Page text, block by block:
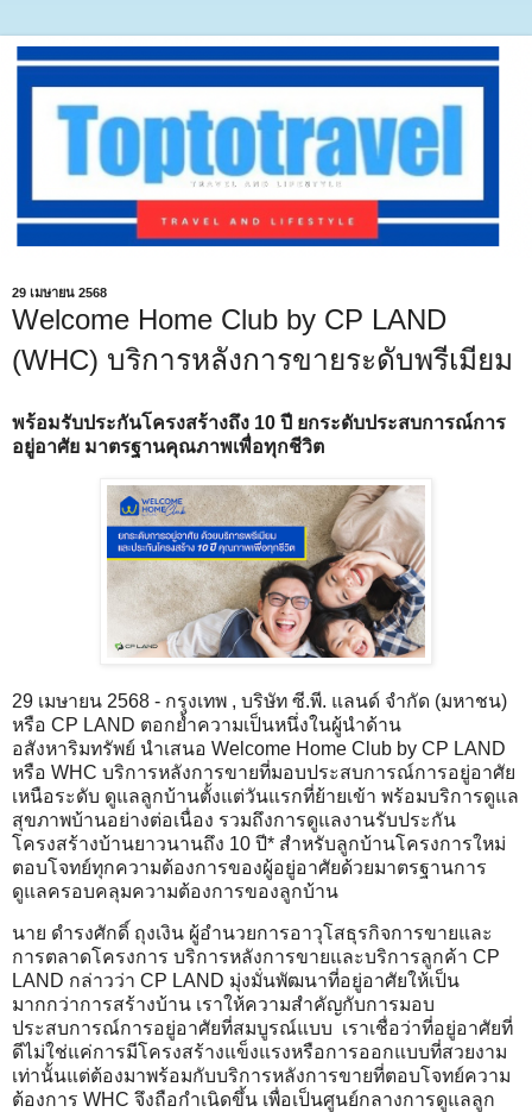
29 เมษายน 2568
Welcome Home Club by CP LAND
(WHC) บริการหลังการขายระดับพรีเมียม
พร้อมรับประกันโครงสร้างถึง 10 ปี ยกระดับประสบการณ์การ
อยู่อาศัย มาตรฐานคุณภาพเพื่อทุกชีวิต
29 เมษายน 2568 - กรุงเทพ , บริษัท ซี.พี. แลนด์ จำกัด (มหาชน)
หรือ CP LAND ตอกย้ำความเป็นหนึ่งในผู้นำด้าน
อสังหาริมทรัพย์ นำเสนอ Welcome Home Club by CP LAND
หรือ WHC บริการหลังการขายที่มอบประสบการณ์การอยู่อาศัย
เหนือระดับ ดูแลลูกบ้านตั้งแต่วันแรกที่ย้ายเข้า พร้อมบริการดูแล
สุขภาพบ้านอย่างต่อเนื่อง รวมถึงการดูแลงานรับประกัน
โครงสร้างบ้านยาวนานถึง 10 ปี* สำหรับลูกบ้านโครงการใหม่
ตอบโจทย์ทุกความต้องการของผู้อยู่อาศัยด้วยมาตรฐานการ
ดูแลครอบคลุมความต้องการของลูกบ้าน
นาย ดำรงศักดิ์ ถุงเงิน ผู้อำนวยการอาวุโสธุรกิจการขายและ
การตลาดโครงการ บริการหลังการขายและบริการลูกค้า CP
LAND กล่าวว่า CP LAND มุ่งมั่นพัฒนาที่อยู่อาศัยให้เป็น
มากกว่าการสร้างบ้าน เราให้ความสำคัญกับการมอบ
ประสบการณ์การอยู่อาศัยที่สมบูรณ์แบบ เราเชื่อว่าที่อยู่อาศัยที่
ดีไม่ใช่แค่การมีโครงสร้างแข็งแรงหรือการออกแบบที่สวยงาม
เท่านั้นแต่ต้องมาพร้อมกับบริการหลังการขายที่ตอบโจทย์ความ
ต้องการ WHC จึงถือกำเนิดขึ้น เพื่อเป็นศูนย์กลางการดูแลลูก